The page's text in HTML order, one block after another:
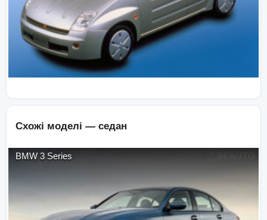
Схожі моделі — седан
BMW 3 Series